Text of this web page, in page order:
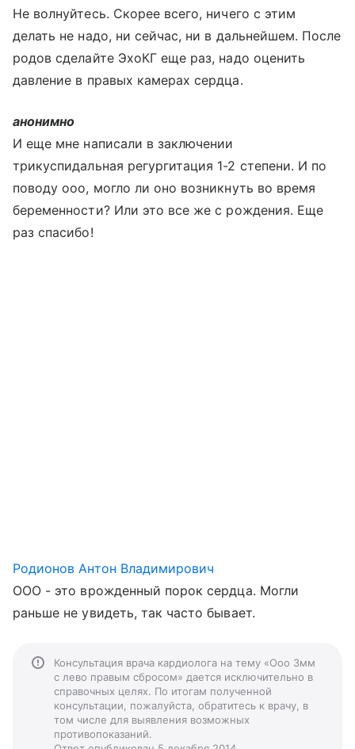
Не волнуйтесь. Скорее всего, ничего с этим
делать не надо, ни сейчас, ни в дальнейшем. После
родов сделайте ЭхоКГ еще раз, надо оценить
давление в правых камерах сердца.
анонимно
И еще мне написали в заключении
трикуспидальная регургитация 1-2 степени. И по
поводу ооо, могло ли оно возникнуть во время
беременности? Или это все же с рождения. Еще
раз спасибо!
Родионов Антон Владимирович
ООО - это врожденный порок сердца. Могли
раньше не увидеть, так часто бывает.
Консультация врача кардиолога на тему «Ооо 3мм
с лево правым сбросом» дается исключительно в
справочных целях. По итогам полученной
консультации, пожалуйста, обратитесь к врачу, в
том числе для выявления возможных
противопоказаний.